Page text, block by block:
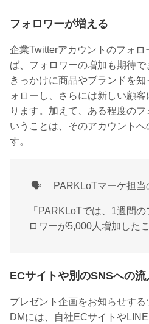
フォロワーが増える
企業Twitterアカウントのフォ
ば、フォロワーの増加も期待
きっかけに商品やブランドを
ォローし、さらには新しい顧
ります。加えて、ある程度の
いうことは、そのアカウントへ
す。
🗣 PARKLoTマーケ担当
「PARKLoTでは、1週間
ロワーが5,000人増加した
ECサイトや別のSNSへの流
プレゼント企画をお知らせす
DMには、自社ECサイトや